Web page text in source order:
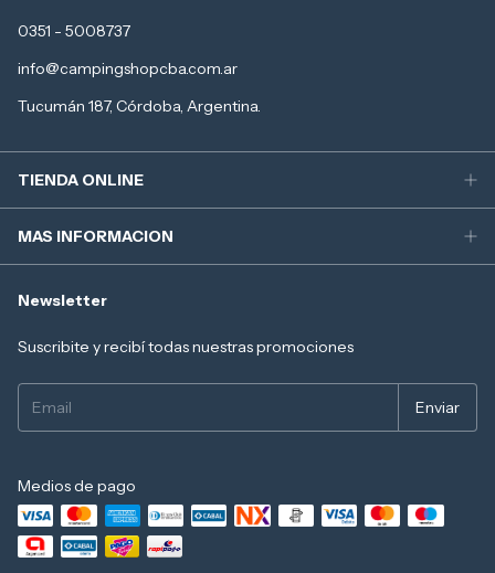
0351 - 5008737
info@campingshopcba.com.ar
Tucumán 187, Córdoba, Argentina.
TIENDA ONLINE
MAS INFORMACION
Newsletter
Suscribite y recibí todas nuestras promociones
Medios de pago